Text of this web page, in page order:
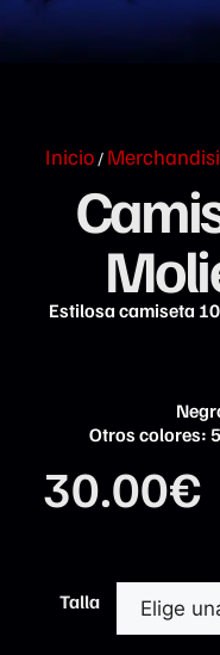
Inicio /
Estilosa camiseta
Otros colores:
30.00€
Talla